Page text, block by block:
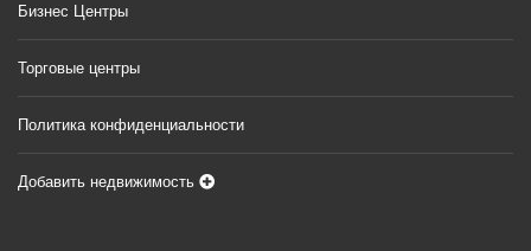
Бизнес Центры
Торговые центры
Политика конфиденциальности
Добавить недвижимость